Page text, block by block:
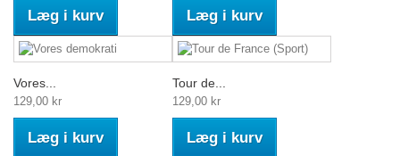
Læg i kurv Læg i kurv
Vores...
129,00 kr
Læg i kurv
Tour de...
129,00 kr
Læg i kurv